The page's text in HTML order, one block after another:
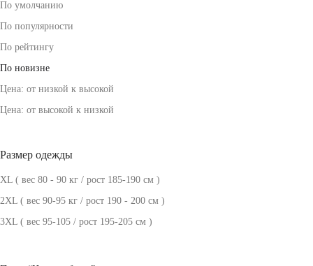
По умолчанию
По популярности
По рейтингу
По новизне
Цена: от низкой к высокой
Цена: от высокой к низкой
Размер одежды
XL ( вес 80 - 90 кг / рост 185-190 см )
2XL ( вес 90-95 кг / рост 190 - 200 см )
3XL ( вес 95-105 / рост 195-205 см )